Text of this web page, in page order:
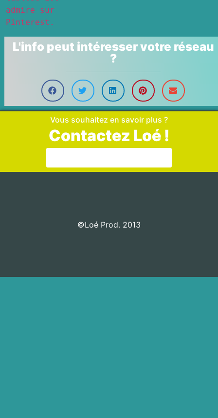
admire sur
Pinterest.
L'info peut intéresser votre réseau
?
Vous souhaitez en savoir plus ?
Contactez Loé !
©Loé Prod. 2013